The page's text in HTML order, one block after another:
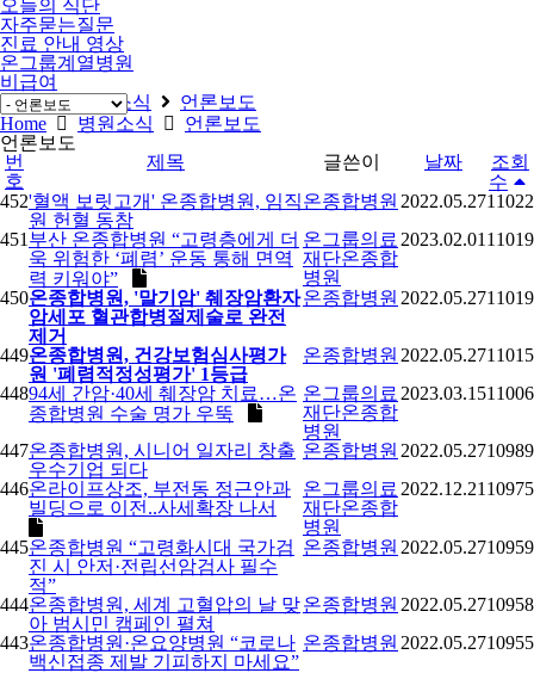
오늘의 식단
자주묻는질문
진료 안내 영상
온그룹계열병원
비급여
Home
병원소식
언론보도
Home
병원소식
언론보도
언론보도
번
호
제목 글쓴이 날짜
조회
수
452'혈액 보릿고개' 온종합병원, 임직
원 헌혈 동참
온종합병원 2022.05.2711022
451 부산 온종합병원 “고령층에게 더
욱 위험한 ‘폐렴’ 운동 통해 면역
력 키워야”
온그룹의료
재단온종합
병원
2023.02.01 11019
450온종합병원, '말기암' 췌장암환자
암세포 혈관합병절제술로 완전
제거
온종합병원 2022.05.2711019
449온종합병원, 건강보험심사평가
원 '폐렴적정성평가' 1등급
온종합병원 2022.05.2711015
44894세 간암·40세 췌장암 치료…온
종합병원 수술 명가 우뚝
온그룹의료
재단온종합
병원
2023.03.1511006
447온종합병원, 시니어 일자리 창출
우수기업 되다
온종합병원 2022.05.2710989
446온라이프상조, 부전동 정근안과
빌딩으로 이전..사세확장 나서
온그룹의료
재단온종합
병원
2022.12.21 10975
445온종합병원 “고령화시대 국가검
진 시 안저·전립선암검사 필수
적”
온종합병원 2022.05.2710959
444온종합병원, 세계 고혈압의 날 맞
아 범시민 캠페인 펼쳐
온종합병원 2022.05.2710958
443온종합병원·온요양병원 “코로나
백신접종 제발 기피하지 마세요”
온종합병원 2022.05.2710955